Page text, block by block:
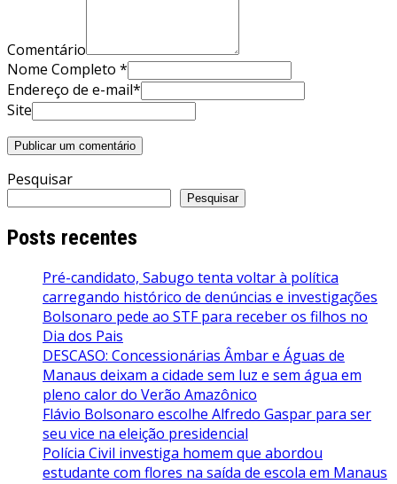
Comentário
Nome Completo *
Endereço de e-mail*
Site
Pesquisar
Pesquisar
Posts recentes
Pré-candidato, Sabugo tenta voltar à política
carregando histórico de denúncias e investigações
Bolsonaro pede ao STF para receber os filhos no
Dia dos Pais
DESCASO: Concessionárias Âmbar e Águas de
Manaus deixam a cidade sem luz e sem água em
pleno calor do Verão Amazônico
Flávio Bolsonaro escolhe Alfredo Gaspar para ser
seu vice na eleição presidencial
Polícia Civil investiga homem que abordou
estudante com flores na saída de escola em Manaus